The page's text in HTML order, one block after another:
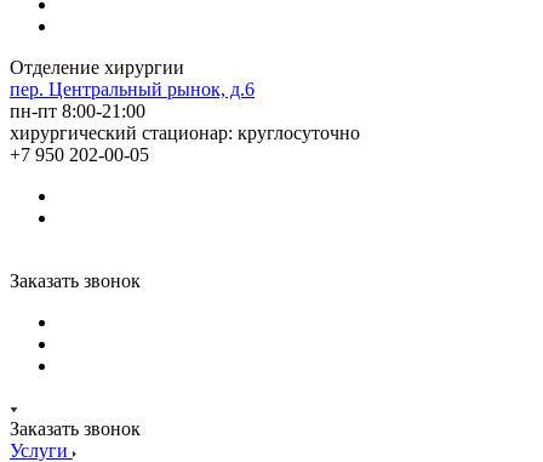
Отделение хирургии
пер. Центральный рынок, д.6
пн-пт 8:00-21:00
хирургический стационар: круглосуточно
+7 950 202-00-05
Заказать звонок
Заказать звонок
Услуги